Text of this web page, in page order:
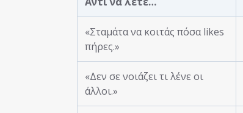
«Σταμάτα να κοιτάς πόσα likes
πήρες.»
«Δεν σε νοιάζει τι λένε οι
άλλοι.»